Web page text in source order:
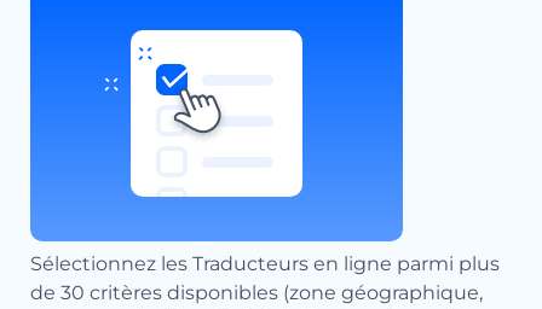
Sélectionnez les Traducteurs en ligne parmi plus
de 30 critères disponibles (zone géographique,